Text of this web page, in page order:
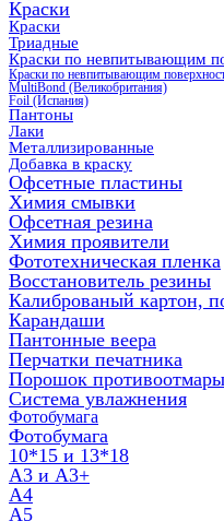
Краски
Краски
Триадные
Краски по невпитывающим
Краски по невпитывающим
MultiBond (Великобритания)
Foil (Испания)
Пантоны
Лаки
Металлизированные
Добавка в краску
Офсетные пластины
Химия смывки
Офсетная резина
Химия проявители
Фототехническая пленка
Восстановитель резины
Калиброваный картон,
Карандаши
Пантонные веера
Перчатки печатника
Порошок
Система увлажнения
Фотобумага
Фотобумага
10*15 и 13*18
A3 и А3+
А4
А5